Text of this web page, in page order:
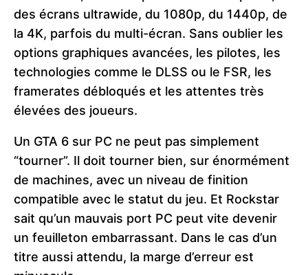
des écrans ultrawide, du 1080p, du 1440p, de
la 4K, parfois du multi-écran. Sans oublier les
options graphiques avancées, les pilotes, les
technologies comme le DLSS ou le FSR, les
framerates débloqués et les attentes très
élevées des joueurs.
Un GTA 6 sur PC ne peut pas simplement
“tourner”. Il doit tourner bien, sur énormément
de machines, avec un niveau de finition
compatible avec le statut du jeu. Et Rockstar
sait qu’un mauvais port PC peut vite devenir
un feuilleton embarrassant. Dans le cas d’un
titre aussi attendu, la marge d’erreur est